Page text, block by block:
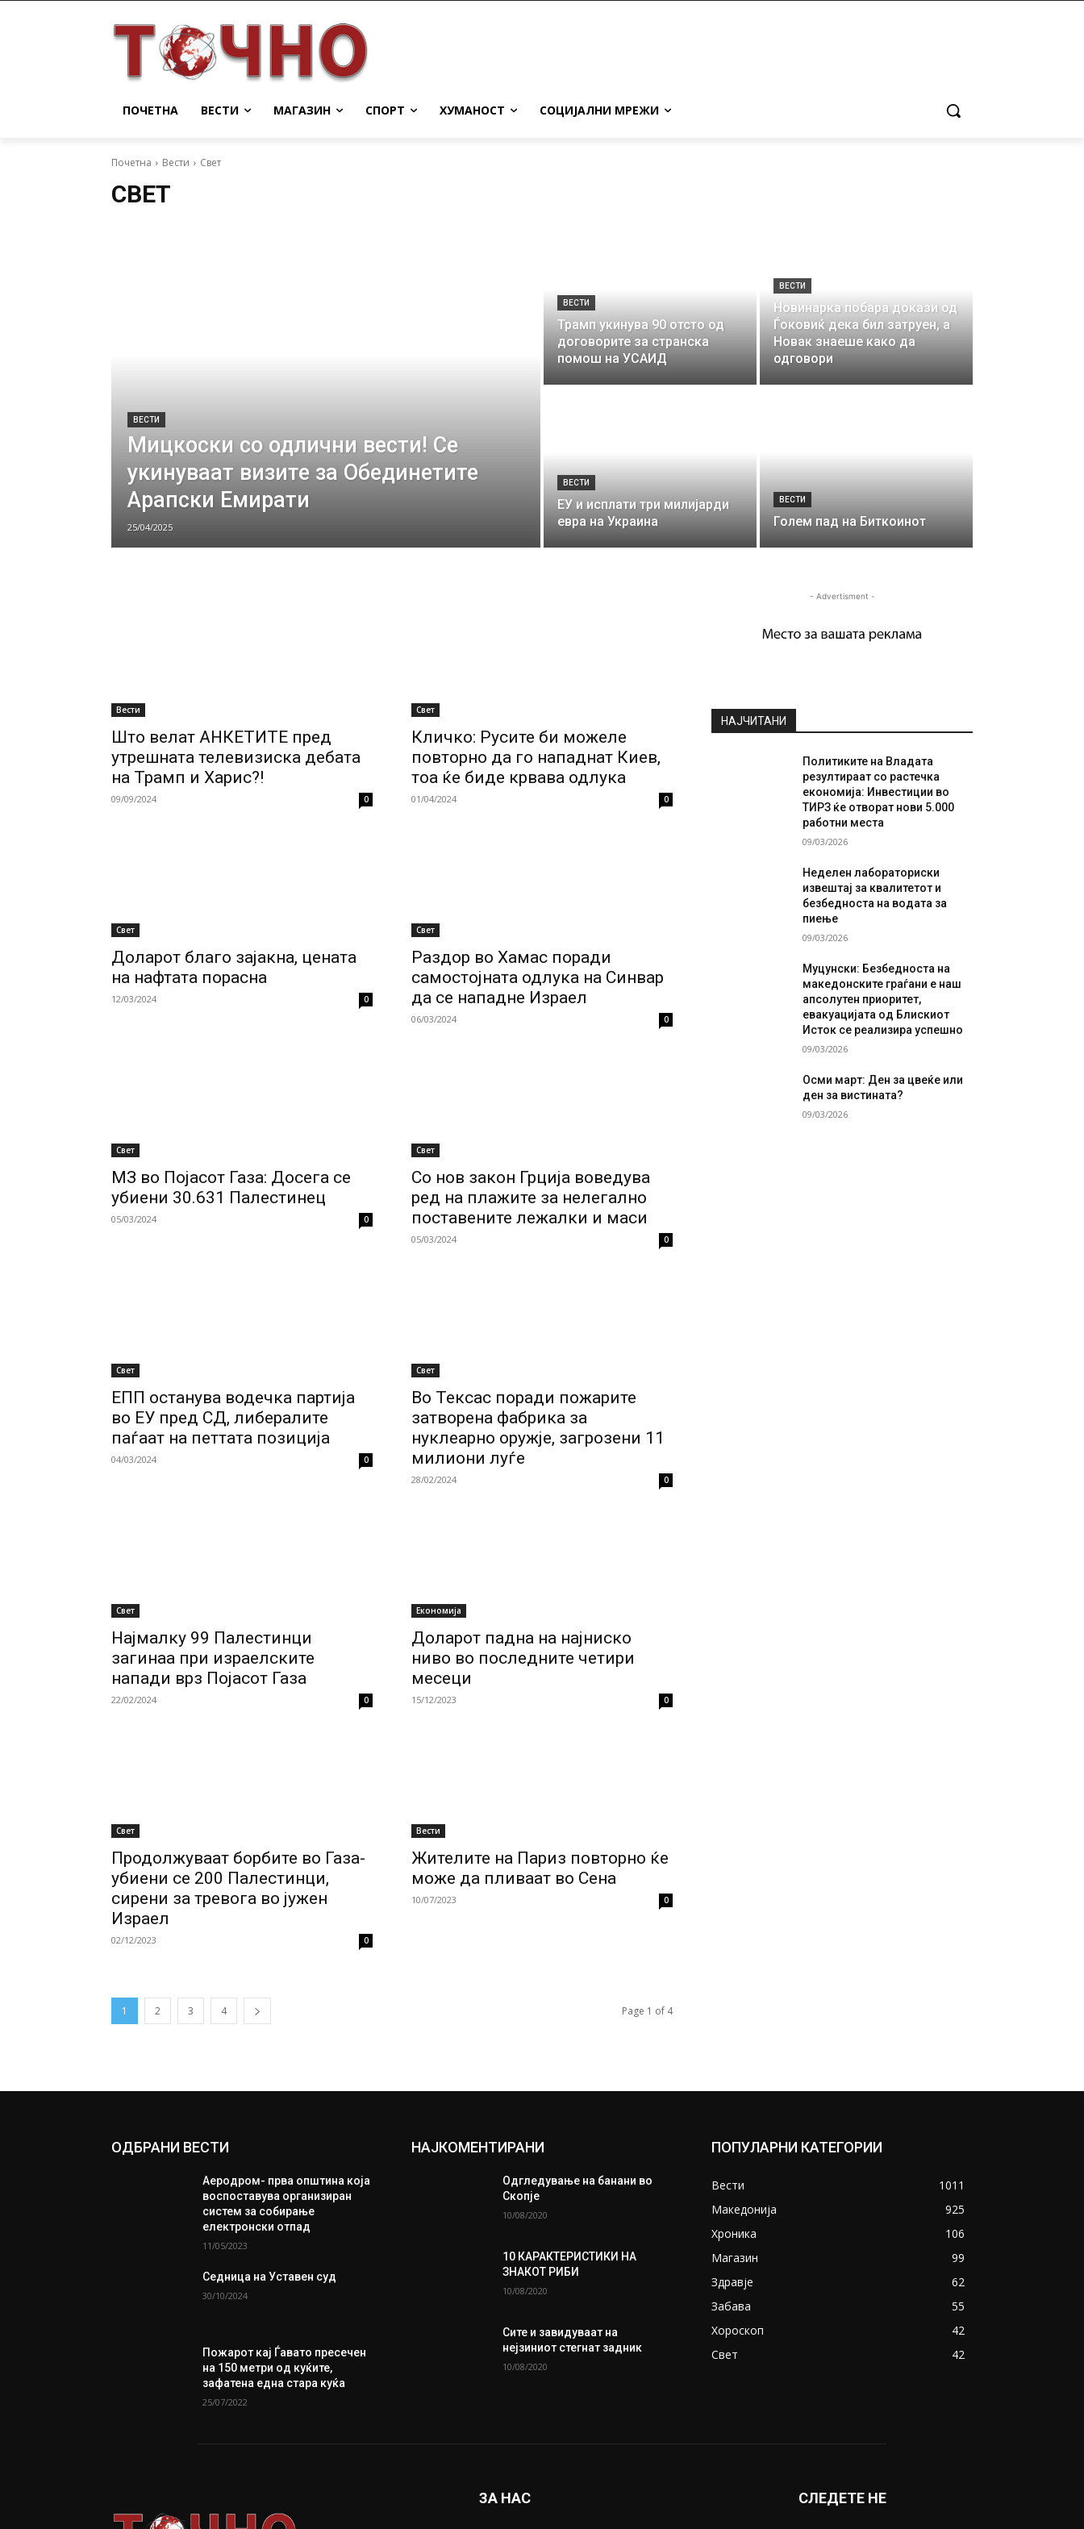
ПОЧЕТНА ВЕСТИ МАГАЗИН СПОРТ ХУМАНОСТ СОЦИЈАЛНИ МРЕЖИ
Почетна Вести Свет
СВЕТ
ВЕСТИ
Мицкоски со одлични вести! Се
укинуваат визите за Обединетите
Арапски Емирати
25/04/2025
ВЕСТИ
Трамп укинува 90 отсто од
договорите за странска
помош на УСАИД
ВЕСТИ
Новинарка побара докази од
Ѓоковиќ дека бил затруен, а
Новак знаеше како да
одговори
ВЕСТИ
ЕУ и исплати три милијарди
евра на Украина
ВЕСТИ
Голем пад на Биткоинот
Вести
Што велат АНКЕТИТЕ пред
утрешната телевизиска дебата
на Трамп и Харис?!
09/09/2024 0
Свет
Кличко: Русите би можеле
повторно да го нападнат Киев,
тоа ќе биде крвава одлука
01/04/2024 0
Свет
Доларот благо зајакна, цената
на нафтата порасна
12/03/2024 0
Свет
Раздор во Хамас поради
самостојната одлука на Синвар
да се нападне Израел
06/03/2024 0
Свет
МЗ во Појасот Газа: Досега се
убиени 30.631 Палестинец
05/03/2024 0
Свет
Со нов закон Грција воведува
ред на плажите за нелегално
поставените лежалки и маси
05/03/2024 0
Свет
ЕПП останува водечка партија
во ЕУ пред СД, либералите
паѓаат на петтата позиција
04/03/2024 0
Свет
Во Тексас поради пожарите
затворена фабрика за
нуклеарно оружје, загрозени 11
милиони луѓе
28/02/2024 0
Свет
Најмалку 99 Палестинци
загинаа при израелските
напади врз Појасот Газа
22/02/2024 0
Економија
Доларот падна на најниско
ниво во последните четири
месеци
15/12/2023 0
Свет
Продолжуваат борбите во Газа-
убиени се 200 Палестинци,
сирени за тревога во јужен
Израел
02/12/2023 0
Вести
Жителите на Париз повторно ќе
може да пливаат во Сена
10/07/2023 0
1 2 3 4 Page 1 of 4
- Advertisment -
НАЈЧИТАНИ
Политиките на Владата
резултираат со растечка
економија: Инвестиции во
ТИРЗ ќе отворат нови 5.000
работни места
09/03/2026
Неделен лабораториски
извештај за квалитетот и
безбедноста на водата за
пиење
09/03/2026
Муцунски: Безбедноста на
македонските граѓани е наш
апсолутен приоритет,
евакуацијата од Блискиот
Исток се реализира успешно
09/03/2026
Осми март: Ден за цвеќе или
ден за вистината?
09/03/2026
ОДБРАНИ ВЕСТИ
Аеродром- прва општина која
воспоставува организиран
систем за собирање
електронски отпад
11/05/2023
Седница на Уставен суд
30/10/2024
Пожарот кај Ѓавато пресечен
на 150 метри од куќите,
зафатена една стара куќа
25/07/2022
НАЈКОМЕНТИРАНИ
Одгледување на банани во
Скопје
10/08/2020
10 КАРАКТЕРИСТИКИ НА
ЗНАКОТ РИБИ
10/08/2020
Сите и завидуваат на
нејзиниот стегнат задник
10/08/2020
ПОПУЛАРНИ КАТЕГОРИИ
Вести
1011
Македонија
925
Хроника
106
Магазин
99
Здравје
62
Забава
55
Хороскоп
42
Свет
42
ЗА НАС СЛЕДЕТЕ НЕ